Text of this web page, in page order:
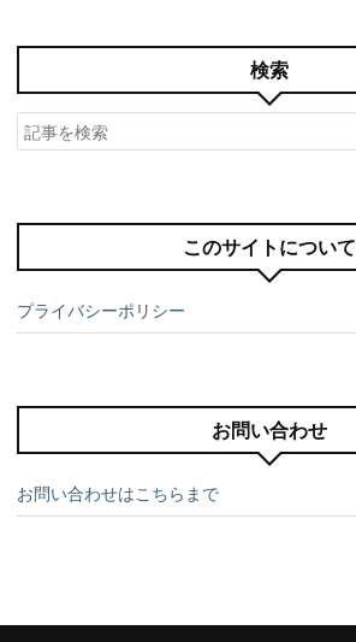
検索
このサイトについて
プライバシーポリシー
お問い合わせ
お問い合わせはこちらまで